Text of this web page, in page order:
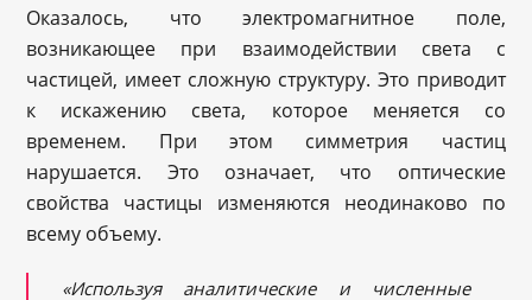
Оказалось, что электромагнитное поле,
возникающее при взаимодействии света с
частицей, имеет сложную структуру. Это приводит
к искажению света, которое меняется со
временем. При этом симметрия частиц
нарушается. Это означает, что оптические
свойства частицы изменяются неодинаково по
всему объему.
«Используя аналитические и численные